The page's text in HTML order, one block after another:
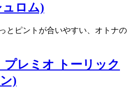
ロム)
とピントが合いやすい、オトナの
レミオ トーリック
)